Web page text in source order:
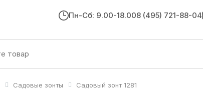
Пн-Сб: 9.00-18.008 (495) 721-88-04
Садовые зонты Садовый зонт 1281